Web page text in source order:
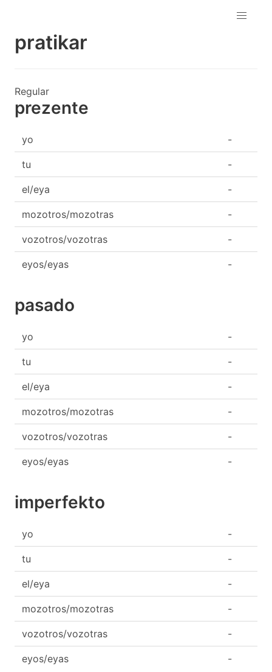
pratikar
Regular
prezente
yo -
tu -
el/eya -
mozotros/mozotras -
vozotros/vozotras -
eyos/eyas -
pasado
yo -
tu -
el/eya -
mozotros/mozotras -
vozotros/vozotras -
eyos/eyas -
imperfekto
yo -
tu -
el/eya -
mozotros/mozotras -
vozotros/vozotras -
eyos/eyas -